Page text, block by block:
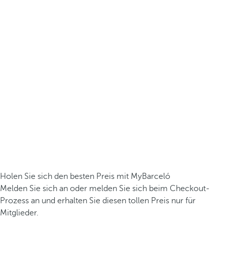
Holen Sie sich den besten Preis mit MyBarceló
Melden Sie sich an oder melden Sie sich beim Checkout-
Prozess an und erhalten Sie diesen tollen Preis nur für
Mitglieder.